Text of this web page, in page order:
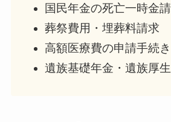
国民年金の死亡一時金
葬祭費用・埋葬料請求
高額医療費の申請手続き
遺族基礎年金・遺族厚